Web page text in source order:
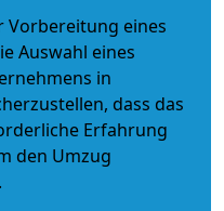
Vorbereitung eines
Auswahl eines
in
dass das
Erfahrung
den Umzug